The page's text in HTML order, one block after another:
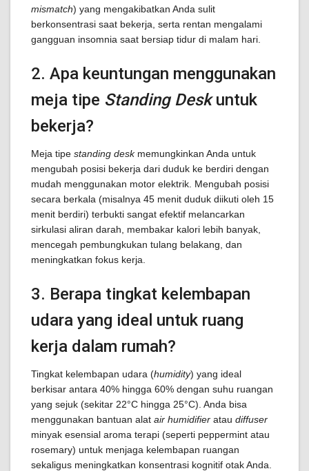
mismatch) yang mengakibatkan Anda sulit
berkonsentrasi saat bekerja, serta rentan mengalami
gangguan insomnia saat bersiap tidur di malam hari.
2. Apa keuntungan menggunakan
meja tipe Standing Deskuntuk
bekerja?
Meja tipe standing deskmemungkinkan Anda untuk
mengubah posisi bekerja dari duduk ke berdiri dengan
mudah menggunakan motor elektrik. Mengubah posisi
secara berkala (misalnya 45 menit duduk diikuti oleh 15
menit berdiri) terbukti sangat efektif melancarkan
sirkulasi aliran darah, membakar kalori lebih banyak,
mencegah pembungkukan tulang belakang, dan
meningkatkan fokus kerja.
3. Berapa tingkat kelembapan
udara yang ideal untuk ruang
kerja dalam rumah?
Tingkat kelembapan udara (humidity) yang ideal
berkisar antara 40% hingga 60% dengan suhu ruangan
yang sejuk (sekitar 22°C hingga 25°C). Anda bisa
menggunakan bantuan alat air humidifier atau diffuser
minyak esensial aroma terapi (seperti peppermint atau
rosemary) untuk menjaga kelembapan ruangan
sekaligus meningkatkan konsentrasi kognitif otak Anda.